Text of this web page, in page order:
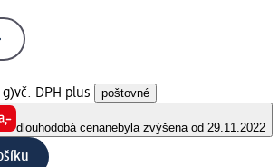
vč. DPH plus poštovné
dlouhodobá cenanebyla zvýšena od 29.11.2022